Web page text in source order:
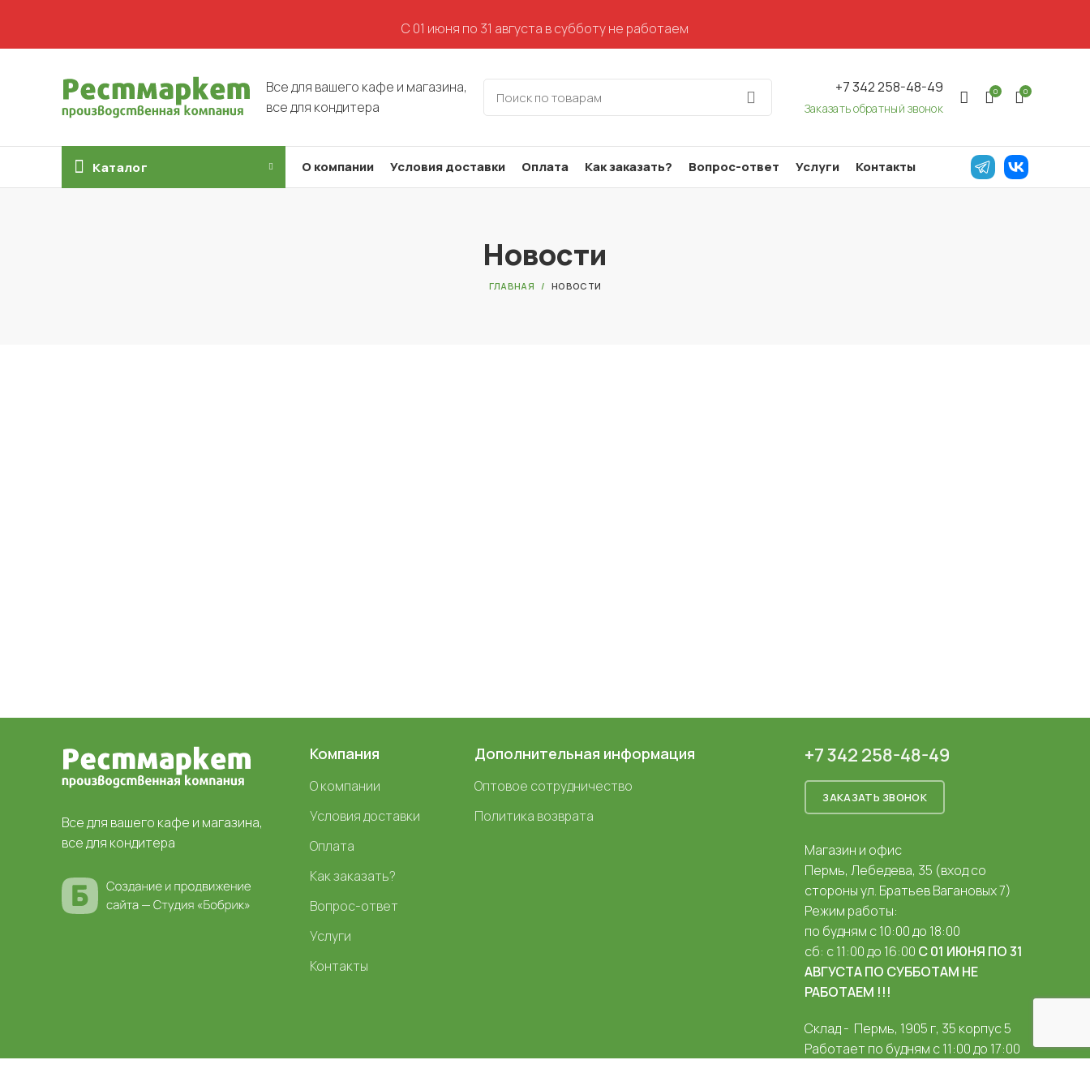
Все для вашего кафе и магазина,
все для кондитера
+7 342 258-48-49
Заказать обратный звонок
0 0
Каталог О компании Условия доставки Оплата Как заказать? Вопрос-ответ Услуги Контакты
Новости
ГЛАВНАЯ НОВОСТИ
Все для вашего кафе и магазина,
все для кондитера
Компания
О компании
Условия доставки
Оплата
Как заказать?
Вопрос-ответ
Услуги
Контакты
Дополнительная информация
Оптовое сотрудничество
Политика возврата
+7 342 258-48-49
ЗАКАЗАТЬ ЗВОНОК
Магазин и офис
Пермь, Лебедева, 35 (вход со
стороны ул. Братьев Вагановых 7)
Режим работы:
по будням с 10:00 до 18:00
сб: с 11:00 до 16:00 С 01 ИЮНЯ ПО 31
АВГУСТА ПО СУББОТАМ НЕ
РАБОТАЕМ !!!
Склад - Пермь, 1905 г, 35 корпус 5
Работает по будням с 11:00 до 17:00
С 01 июня по 31 августа в субботу не работаем